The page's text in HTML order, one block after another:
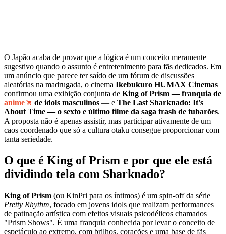
O Japão acaba de provar que a lógica é um conceito meramente
sugestivo quando o assunto é entretenimento para fãs dedicados. Em
um anúncio que parece ter saído de um fórum de discussões
aleatórias na madrugada, o cinema Ikebukuro HUMAX Cinemas
confirmou uma exibição conjunta de King of Prism — franquia de
anime
de idols masculinos — e The Last Sharknado: It's
About Time — o sexto e último filme da saga trash de tubarões.
A proposta não é apenas assistir, mas participar ativamente de um
caos coordenado que só a cultura otaku consegue proporcionar com
tanta seriedade.
O que é King of Prism e por que ele está
dividindo tela com Sharknado?
King of Prism (ou KinPri para os íntimos) é um spin-off da série
Pretty Rhythm, focado em jovens idols que realizam performances
de patinação artística com efeitos visuais psicodélicos chamados
"Prism Shows". É uma franquia conhecida por levar o conceito de
espetáculo ao extremo, com brilhos, corações e uma base de fãs